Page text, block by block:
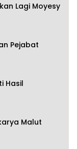
Lagi Moyesy
Pejabat
Hasil
Malut